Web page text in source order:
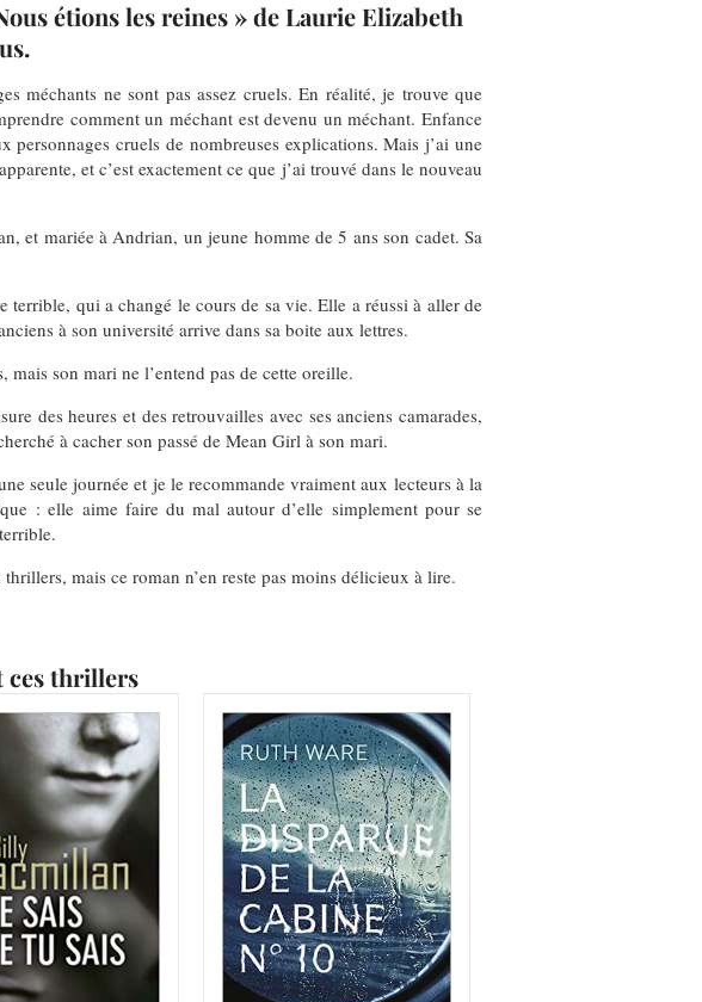
étions les reines » de Laurie Elizabeth
méchants ne sont pas assez cruels. En réalité, je trouve que
comment un méchant est devenu un méchant. Enfance
cruels de nombreuses explications. Mais j’ai une
et c’est exactement ce que j’ai trouvé dans le nouveau
et mariée à Andrian, un jeune homme de 5 ans son cadet. Sa
qui a changé le cours de sa vie. Elle a réussi à aller de
à son université arrive dans sa boite aux lettres.
son mari ne l’entend pas de cette oreille.
des heures et des retrouvailles avec ses anciens camarades,
à cacher son passé de Mean Girl à son mari.
seule journée et je le recommande vraiment aux lecteurs à la
: elle aime faire du mal autour d’elle simplement pour se
mais ce roman n’en reste pas moins délicieux à lire.
ces thrillers